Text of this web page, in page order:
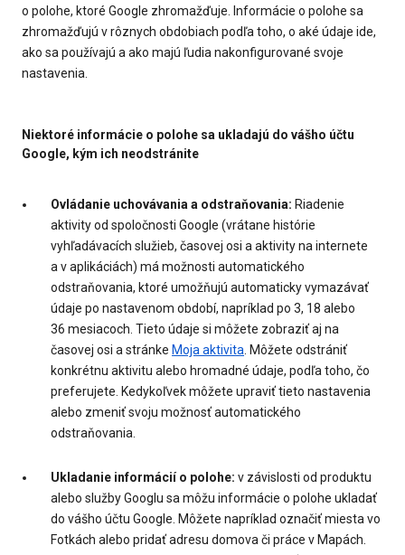
o polohe, ktoré Google zhromažďuje. Informácie o polohe sa
zhromažďujú v rôznych obdobiach podľa toho, o aké údaje ide,
ako sa používajú a ako majú ľudia nakonfigurované svoje
nastavenia.
Niektoré informácie o polohe sa ukladajú do vášho účtu
Google, kým ich neodstránite
Ovládanie uchovávania a odstraňovania: Riadenie
aktivity od spoločnosti Google (vrátane histórie
vyhľadávacích služieb, časovej osi a aktivity na internete
a v aplikáciách) má možnosti automatického
odstraňovania, ktoré umožňujú automaticky vymazávať
údaje po nastavenom období, napríklad po 3, 18 alebo
36 mesiacoch. Tieto údaje si môžete zobraziť aj na
časovej osi a stránke Moja aktivita . Môžete odstrániť
konkrétnu aktivitu alebo hromadné údaje, podľa toho, čo
preferujete. Kedykoľvek môžete upraviť tieto nastavenia
alebo zmeniť svoju možnosť automatického
odstraňovania.
Ukladanie informácií o polohe: v závislosti od produktu
alebo služby Googlu sa môžu informácie o polohe ukladať
do vášho účtu Google. Môžete napríklad označiť miesta vo
Fotkách alebo pridať adresu domova či práce v Mapách.